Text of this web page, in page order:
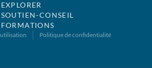
EXPLORER
SOUTIEN-CONSEIL
FORMATIONS
Politique de confidentialité